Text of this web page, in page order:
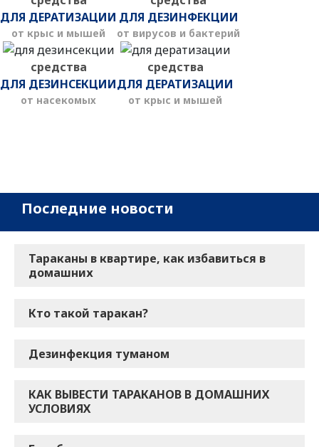
ДЛЯ ДЕРАТИЗАЦИИ
от крыс и мышей
ДЛЯ ДЕЗИНФЕКЦИИ
от вирусов и бактерий
средства
ДЛЯ ДЕЗИНСЕКЦИИ
от насекомых
средства
ДЛЯ ДЕРАТИЗАЦИИ
от крыс и мышей
Последние новости
Тараканы в квартире, как избавиться в
домашних
Кто такой таракан?
Дезинфекция туманом
КАК ВЫВЕСТИ ТАРАКАНОВ В ДОМАШНИХ
УСЛОВИЯХ